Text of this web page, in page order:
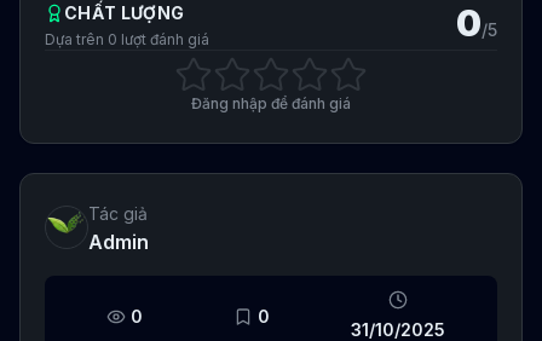
CHẤT LƯỢNG
Dựa trên 0 lượt đánh giá 0/5
Đăng nhập để đánh giá
Tác giả
Admin
0 0
31/10/2025